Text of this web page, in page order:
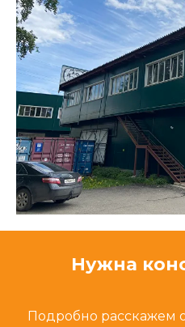
Нужна
Подробно расскажем